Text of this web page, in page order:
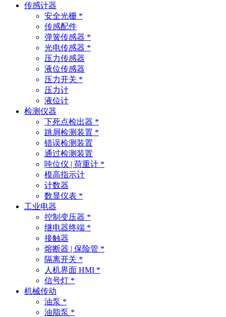
传感计器
安全光栅 *
传感配件
弹簧传感器 *
光电传感器 *
压力传感器
液位传感器
压力开关 *
压力计
液位计
检测仪器
下死点检出器 *
跳屑检测装置 *
错误检测装置
通过检测装置
吨位仪 | 荷重计 *
模高指示计
计数器
数显仪表 *
工业电器
控制变压器 *
继电器终端 *
接触器
熔断器 | 保险管 *
隔离开关 *
人机界面 HMI *
信号灯 *
机械传动
油泵 *
油脂泵 *